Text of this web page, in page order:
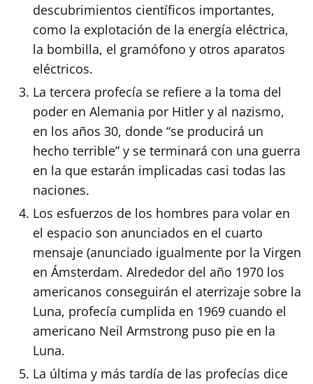
descubrimientos científicos importantes,
como la explotación de la energía eléctrica,
la bombilla, el gramófono y otros aparatos
eléctricos.
La tercera profecía se refiere a la toma del
poder en Alemania por Hitler y al nazismo,
en los años 30, donde “se producirá un
hecho terrible” y se terminará con una guerra
en la que estarán implicadas casi todas las
naciones.
Los esfuerzos de los hombres para volar en
el espacio son anunciados en el cuarto
mensaje (anunciado igualmente por la Virgen
en Ámsterdam. Alrededor del año 1970 los
americanos conseguirán el aterrizaje sobre la
Luna, profecía cumplida en 1969 cuando el
americano Neil Armstrong puso pie en la
Luna.
La última y más tardía de las profecías dice